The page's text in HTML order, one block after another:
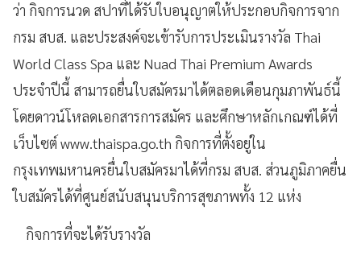
ว่า กิจการนวด สปาที่ได้รับใบอนุญาตให้ประกอบกิจการจาก
กรม สบส. และประสงค์จะเข้ารับการประเมินรางวัล Thai
World Class Spa และ Nuad Thai Premium Awards
ประจำปีนี้ สามารถยื่นใบสมัครมาได้ตลอดเดือนกุมภาพันธ์นี้
โดยดาวน์โหลดเอกสารการสมัคร และศึกษาหลักเกณฑ์ได้ที่
เว็บไซต์ www.thaispa.go.th กิจการที่ตั้งอยู่ใน
กรุงเทพมหานครยื่นใบสมัครมาได้ที่กรม สบส. ส่วนภูมิภาคยื่น
ใบสมัครได้ที่ศูนย์สนับสนุนบริการสุขภาพทั้ง 12 แห่ง
กิจการที่จะได้รับรางวัล